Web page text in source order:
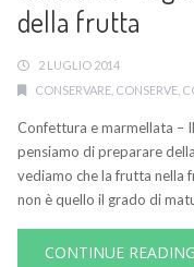
della frutta
2 LUGLIO 2014
CONSERVARE CONSERVE
Confettura e marmellata –
pensiamo di preparare
vediamo che la frutta
non è quello il grado di
CONTINUE